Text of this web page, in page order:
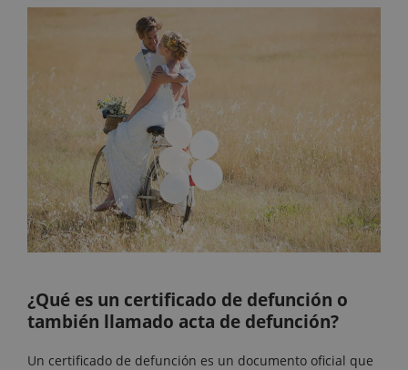
¿Qué es un certificado de defunción o
también llamado acta de defunción?
Un certificado de defunción es un documento oficial que